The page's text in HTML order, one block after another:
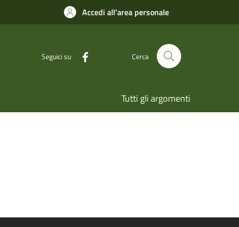
Accedi all'area personale
Seguici su Cerca
Tutti gli argomenti